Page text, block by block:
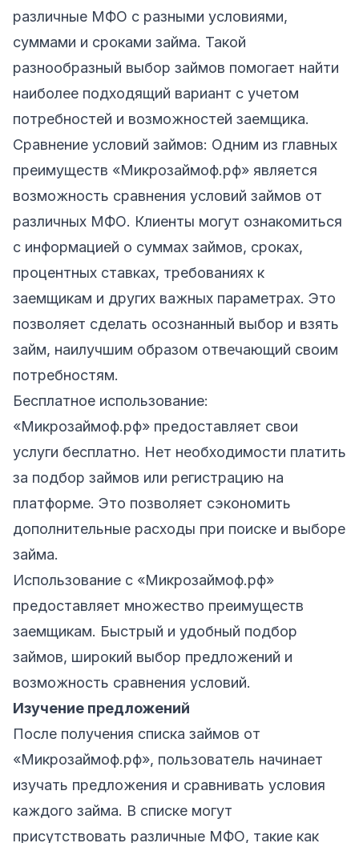
различные МФО с разными условиями,
суммами и сроками займа. Такой
разнообразный выбор займов помогает найти
наиболее подходящий вариант с учетом
потребностей и возможностей заемщика.
Сравнение условий займов: Одним из главных
преимуществ «Микрозаймоф.рф» является
возможность сравнения условий займов от
различных МФО. Клиенты могут ознакомиться
с информацией о суммах займов, сроках,
процентных ставках, требованиях к
заемщикам и других важных параметрах. Это
позволяет сделать осознанный выбор и взять
займ, наилучшим образом отвечающий своим
потребностям.
Бесплатное использование:
«Микрозаймоф.рф» предоставляет свои
услуги бесплатно. Нет необходимости платить
за подбор займов или регистрацию на
платформе. Это позволяет сэкономить
дополнительные расходы при поиске и выборе
займа.
Использование с «Микрозаймоф.рф»
предоставляет множество преимуществ
заемщикам. Быстрый и удобный подбор
займов, широкий выбор предложений и
возможность сравнения условий.
Изучение предложений
После получения списка займов от
«Микрозаймоф.рф», пользователь начинает
изучать предложения и сравнивать условия
каждого займа. В списке могут
присутствовать различные МФО, такие как